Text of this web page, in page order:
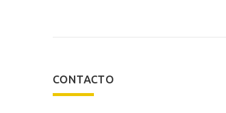
CONTACTO